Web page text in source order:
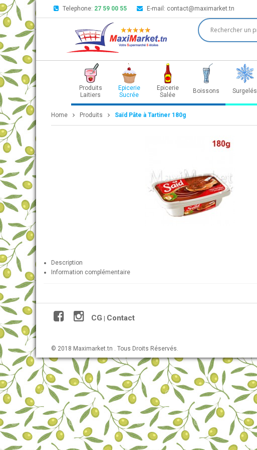
Telephone: 27 59 00 55 E-mail: contact@maximarket.tn
Produits
Laitiers
Epicerie
Sucrée
Epicerie
Salée
Boissons Surgelés
Home Produits Saïd Pâte à Tartiner 180g
Description
Information complémentaire
CG Contact
© 2018 Maximarket.tn . Tous Droits Réservés.